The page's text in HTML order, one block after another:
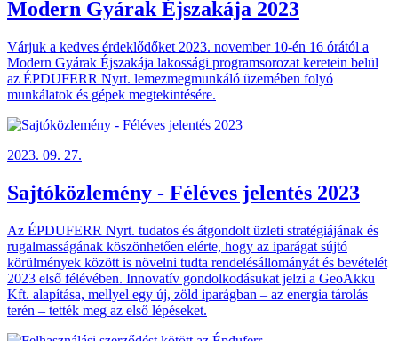
Modern Gyárak Éjszakája 2023
Várjuk a kedves érdeklődőket 2023. november 10-én 16 órától a
Modern Gyárak Éjszakája lakossági programsorozat keretein belül
az ÉPDUFERR Nyrt. lemezmegmunkáló üzemében folyó
munkálatok és gépek megtekintésére.
2023. 09. 27.
Sajtóközlemény - Féléves jelentés 2023
Az ÉPDUFERR Nyrt. tudatos és átgondolt üzleti stratégiájának és
rugalmasságának köszönhetően elérte, hogy az iparágat sújtó
körülmények között is növelni tudta rendelésállományát és bevételét
2023 első félévében. Innovatív gondolkodásukat jelzi a GeoAkku
Kft. alapítása, mellyel egy új, zöld iparágban – az energia tárolás
terén – tették meg az első lépéseket.